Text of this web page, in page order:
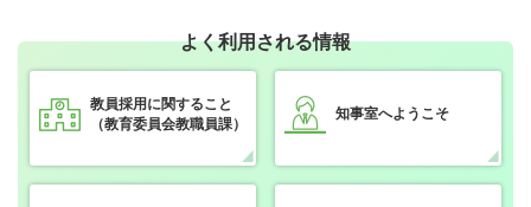
よく利用される情報
教員採用に関すること
（教育委員会教職員課）
知事室へようこそ